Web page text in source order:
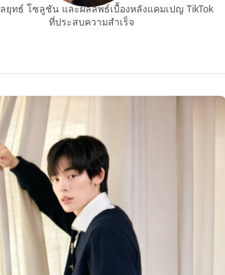
ยุทธ์ โซลูชัน และผลลัพธ์เบื้องหลังแคมเปญ TikTok
ที่ประสบความสำเร็จ